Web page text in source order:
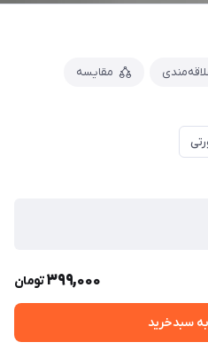
مقایسه
399,000تومان
سبدخرید